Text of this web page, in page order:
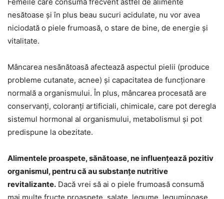
nesătoase și în plus beau sucuri acidulate, nu vor avea
niciodată o piele frumoasă, o stare de bine, de energie și
vitalitate.
Mâncarea nesănătoasă afectează aspectul pielii (produce
probleme cutanate, acnee) și capacitatea de funcționare
normală a organismului. În plus, mâncarea procesată are
conservanți, coloranți artificiali, chimicale, care pot deregla
sistemul hormonal al organismului, metabolismul și pot
predispune la obezitate.
Alimentele proaspete, sănătoase, ne influențează pozitiv
organismul, pentru că au substanțe nutritive
revitalizante. Dacă vrei să ai o piele frumoasă consumă